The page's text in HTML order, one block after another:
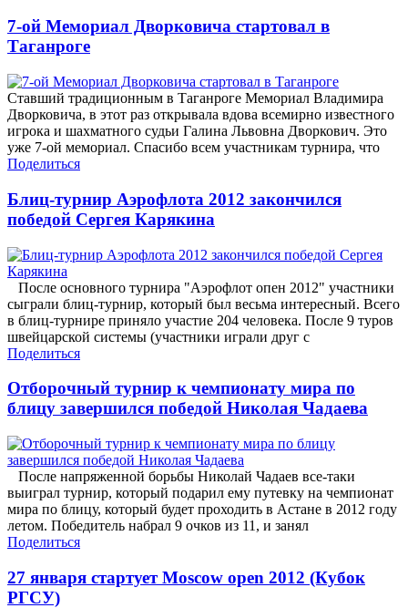
7-ой Мемориал Дворковича стартовал в
Таганроге
Ставший традиционным в Таганроге Мемориал Владимира
Дворковича, в этот раз открывала вдова всемирно известного
игрока и шахматного судьи Галина Львовна Дворкович. Это
уже 7-ой мемориал. Спасибо всем участникам турнира, что
Поделиться
Блиц-турнир Аэрофлота 2012 закончился
победой Сергея Карякина
После основного турнира "Аэрофлот опен 2012" участники
сыграли блиц-турнир, который был весьма интересный. Всего
в блиц-турнире приняло участие 204 человека. После 9 туров
швейцарской системы (участники играли друг с
Поделиться
Отборочный турнир к чемпионату мира по
блицу завершился победой Николая Чадаева
После напряженной борьбы Николай Чадаев все-таки
выиграл турнир, который подарил ему путевку на чемпионат
мира по блицу, который будет проходить в Астане в 2012 году
летом. Победитель набрал 9 очков из 11, и занял
Поделиться
27 января стартует Moscow open 2012 (Кубок
РГСУ)